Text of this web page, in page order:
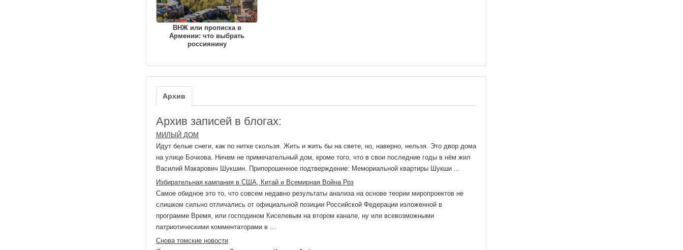
ВНЖ или прописка в
Армении: что выбрать
россиянину
Архив
Архив записей в блогах:
МИЛЫЙ ДОМ
Идут белые снеги, как по нитке скользя. Жить и жить бы на свете, но, наверно, нельзя. Это двор дома
на улице Бочкова. Ничем не примечательный дом, кроме того, что в свои последние годы в нём жил
Василий Макарович Шукшин. Припорошенное подтверждение: Мемориальной квартиры Шукши ...
Избирательная кампания в США, Китай и Всемирная Война Роз
Самое обидное это то, что совсем недавно результаты анализа на основе теории миропроектов не
слишком сильно отличались от официальной позиции Российской Федерации изложенной в
программе Время, или господином Киселевым на втором канале, ну или всевозможными
патриотическими комментаторами в ...
Снова томские новости